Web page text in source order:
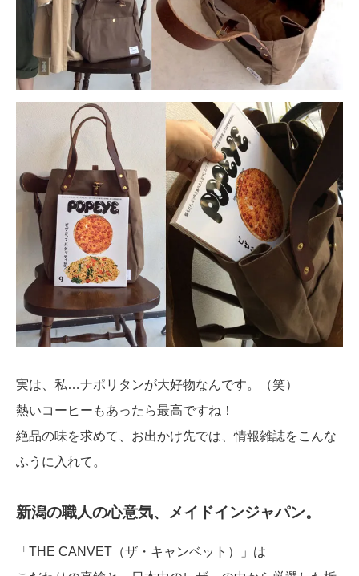
実は、私…ナポリタンが大好物なんです。（笑）
熱いコーヒーもあったら最高ですね！
絶品の味を求めて、お出かけ先では、情報雑誌をこんな
ふうに入れて。
新潟の職人の心意気、メイドインジャパン。
「THE CANVET（ザ・キャンベット）」は